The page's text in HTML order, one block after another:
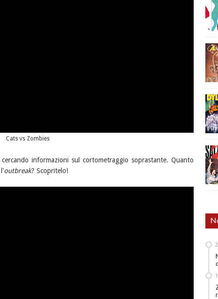
Cats vs Zombies
informazioni sul cortometraggio soprastante. Quanto
outbreak? Scopritelo!